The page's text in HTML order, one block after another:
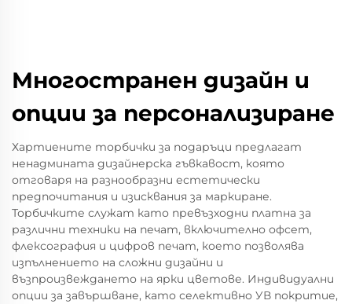
Многостранен дизайн и
опции за персонализиране
Хартиените торбички за подаръци предлагат
ненадмината дизайнерска гъвкавост, която
отговаря на разнообразни естетически
предпочитания и изисквания за маркиране.
Торбичките служат като превъзходни платна за
различни техники на печат, включително офсет,
флексография и цифров печат, което позволява
изпълнението на сложни дизайни и
възпроизвеждането на ярки цветове. Индивидуални
опции за завършване, като селективно УВ покритие,